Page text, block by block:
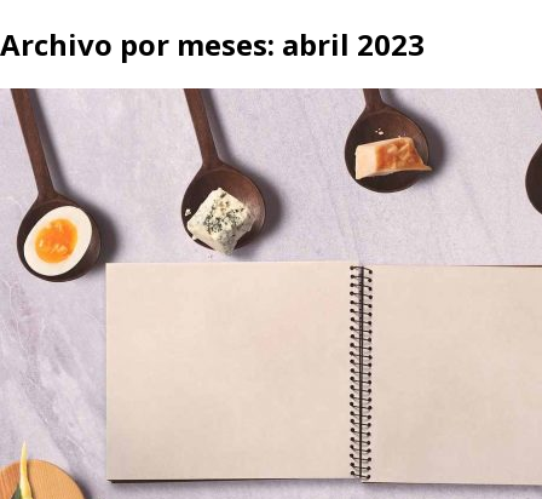
Archivo por meses: abril 2023